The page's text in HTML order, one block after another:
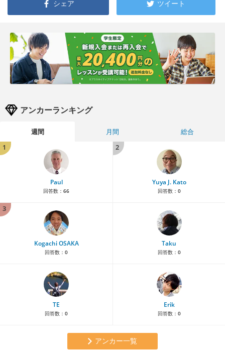
シェア ツイート
アンカーランキング
週間 月間
総合
1
Paul
回答数： 66
2
Yuya J. Kato
回答数： 0
3
Kogachi OSAKA
回答数： 0
Taku
回答数： 0
TE
回答数： 0
Erik
回答数： 0
アンカー一覧